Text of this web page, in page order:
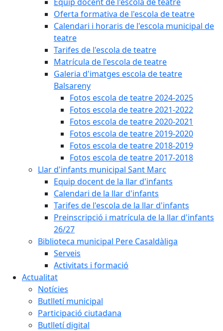
Oferta formativa de l'escola de teatre
Calendari i horaris de l'escola municipal de
teatre
Tarifes de l'escola de teatre
Matrícula de l'escola de teatre
Galeria d'imatges escola de teatre
Balsareny
Fotos escola de teatre 2024-2025
Fotos escola de teatre 2021-2022
Fotos escola de teatre 2020-2021
Fotos escola de teatre 2019-2020
Fotos escola de teatre 2018-2019
Fotos escola de teatre 2017-2018
Llar d'infants municipal Sant Marc
Equip docent de la llar d'infants
Calendari de la llar d'infants
Tarifes de l'escola de la llar d'infants
Preinscripció i matrícula de la llar d'infants
26/27
Biblioteca municipal Pere Casaldàliga
Serveis
Activitats i formació
Actualitat
Notícies
Butlletí municipal
Participació ciutadana
Butlletí digital